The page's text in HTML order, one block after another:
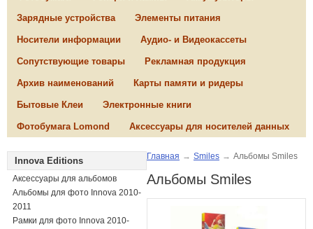
Зарядные устройства Элементы питания
Носители информации Аудио- и Видеокассеты
Сопутствующие товары Рекламная продукция
Архив наименований Карты памяти и ридеры
Бытовые Клеи Электронные книги
Фотобумага Lomond Аксессуары для носителей данных
Innova Editions
Аксессуары для альбомов
Альбомы для фото Innova 2010-
2011
Рамки для фото Innova 2010-
Главная → Smiles → Альбомы Smiles
Альбомы Smiles